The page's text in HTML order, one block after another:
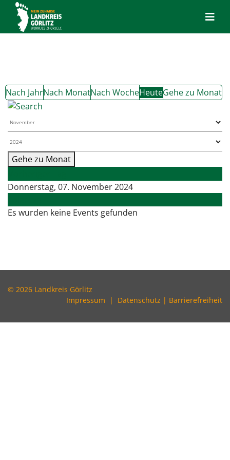
Nach JahrNach MonatNach WocheHeuteGehe zu Monat
Gehe zu Monat
Donnerstag, 07. November 2024
Es wurden keine Events gefunden
© 2026 Landkreis Görlitz
Impressum | Datenschutz | Barrierefreiheit